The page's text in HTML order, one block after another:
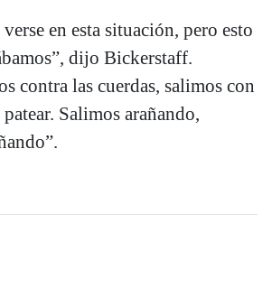
en esta situación, pero esto
dijo Bickerstaff.
contra las cuerdas, salimos con
Salimos arañando,